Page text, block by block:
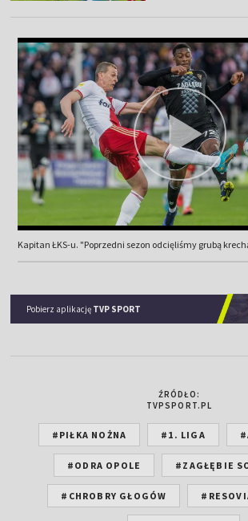
Kapitan ŁKS-u. "Poprzedni sezon odcięliśmy grubą
Pobierz aplikację TVP SPORT
ŹRÓDŁO:
TVPSPORT.PL
#PIŁKA NOŻNA #1. LIGA
#ODRA OPOLE #ZAGŁĘBIE
#CHROBRY GŁOGÓW